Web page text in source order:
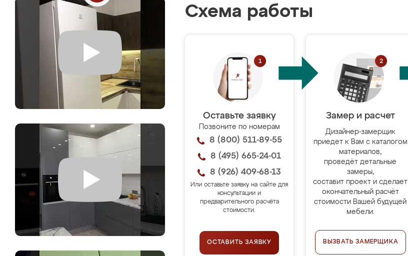
Схема работы
Оставьте заявку
Позвоните по номерам
8 (800) 511-89-55
8 (495) 665-24-01
8 (926) 409-68-13
Или оставьте заявку на сайте для
консультации и
предварительного расчёта
стоимости.
ОСТАВИТЬ ЗАЯВКУ
Замер и расчет
Дизайнер-замерщик
приедет к Вам с каталогом
материалов,
проведёт детальные
замеры,
составит проект и сделает
окончательный расчёт
стоимости Вашей будущей
мебели.
ВЫЗВАТЬ ЗАМЕРЩИКА